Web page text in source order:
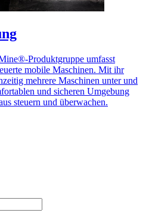
Produktgruppe umfasst
mobile Maschinen. Mit ihr
mehrere Maschinen unter und
und sicheren Umgebung
steuern und überwachen.